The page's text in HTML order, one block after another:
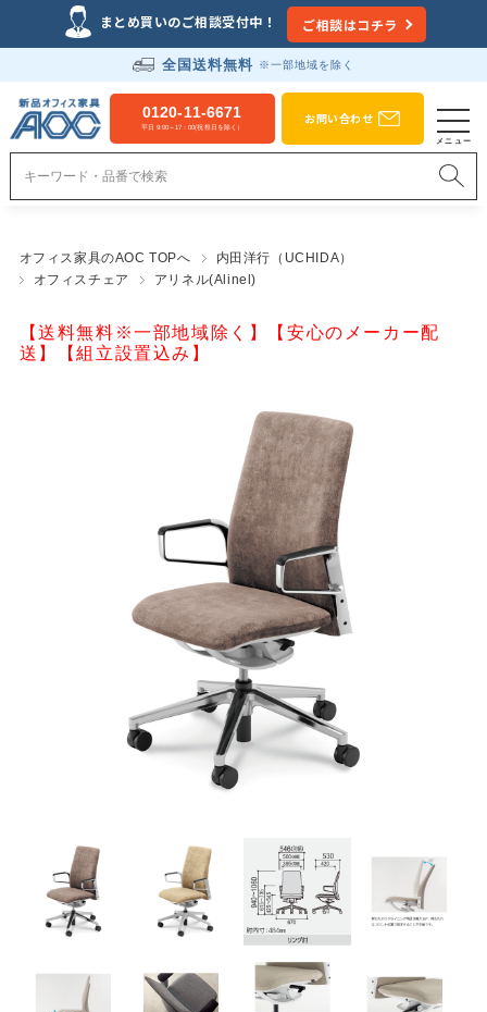
まとめ買いのご相談受付中！ ご相談はコチラ
全国送料無料 ※一部地域を除く
0120-11-6671
平日 9:00～17：00(祝祭日を除く）
お問い合わせ
オフィス家具のAOC TOPへ
内田洋行（UCHIDA）
オフィスチェア
アリネル(Alinel)
【送料無料※一部地域除く】【安心のメーカー配
送】【組立設置込み】